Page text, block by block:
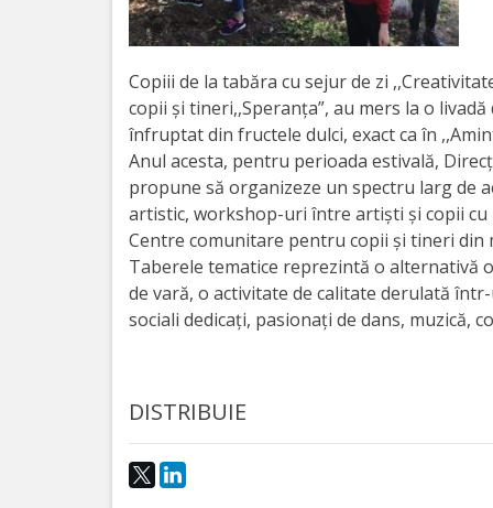
Orarul
Managementul
instituției
Planuri
activitate
Proiecte
Rapoarte
Copiii de la tabăra cu sejur de zi
copii şi tineri,,Speranţa”, au mers la o
înfruptat din fructele dulci, exact ca în
Anul acesta, pentru perioada estivală,
propune să organizeze un spectru larg de
artistic, workshop-uri între artiști și copii cu
Centre comunitare pentru copii și tineri din
Taberele tematice reprezintă o alternativă
de vară, o activitate de calitate derulată
sociali dedicați, pasionați de dans, muzică,
DISTRIBUIE